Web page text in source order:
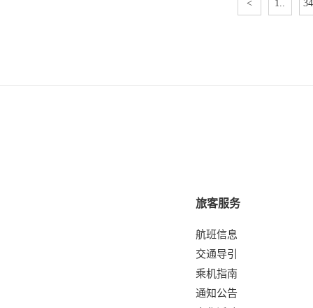
< 1..
旅客服务
航班信息
交通导引
乘机指南
通知公告